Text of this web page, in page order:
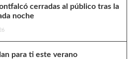
cerradas al público tras la
noche
para ti este verano